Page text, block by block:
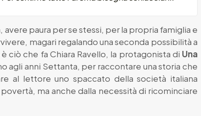
paura per se stessi, per la propria famiglia e
magari regalando una seconda possibilità a
ciò che fa Chiara Ravello, la protagonista di Una
agli anni Settanta, per raccontare una storia che
al lettore uno spaccato della società italiana
ma anche dalla necessità di ricominciare